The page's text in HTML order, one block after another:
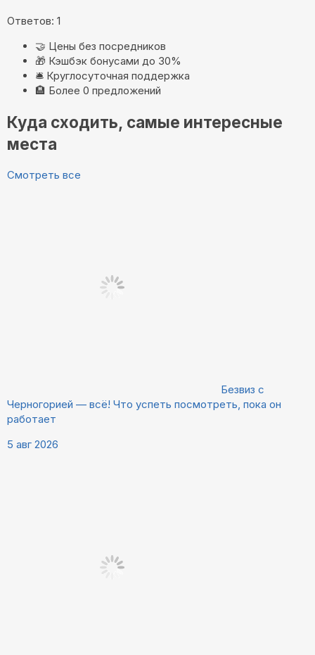
Ответов: 1
🤝 Цены без посредников
🎁 Кэшбэк бонусами до 30%
🛎️ Круглосуточная поддержка
🏨 Более 0 предложений
Куда сходить, самые интересные
места
Смотреть все
Безвиз с
Черногорией — всё! Что успеть посмотреть, пока он
работает
5 авг 2026